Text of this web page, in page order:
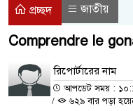
প্রচ্ছদ জাতীয়
Comprendre le
রিপোর্টারের নাম
আপডেট সময় :
/
৬২৯ বার পড়া